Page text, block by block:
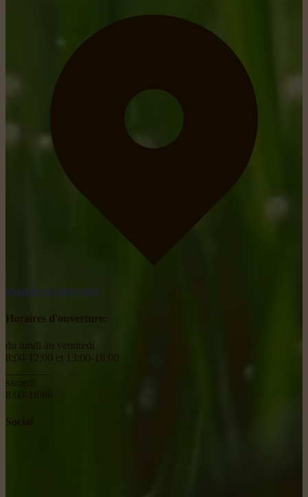
obtenir un itinéraire
Horaires d'ouverture:
du lundi au vendredi
8:00-12:00 et 13:00-18:00
samedi
8:00-18:00
Social